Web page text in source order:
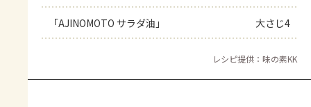
「AJINOMOTO サラダ油」 大さじ4
レシピ提供：味の素KK